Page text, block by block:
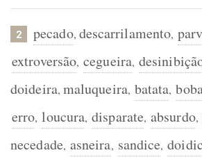
2 pecado, descarrilamento,
extroversão, cegueira,
doideira, maluqueira, batata,
erro, loucura, disparate, absurdo,
necedade, asneira, sandice,